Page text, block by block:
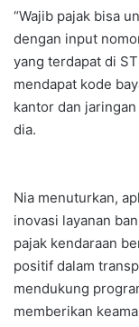
“Wajib pajak bisa
dengan input
yang terdapat di
mendapat kode
kantor dan
dia.
Nia menuturkan,
inovasi layanan
pajak kendaraan
positif dalam
mendukung
memberikan